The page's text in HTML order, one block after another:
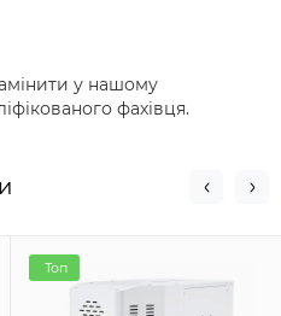
у нашому
фахівця.
Топ